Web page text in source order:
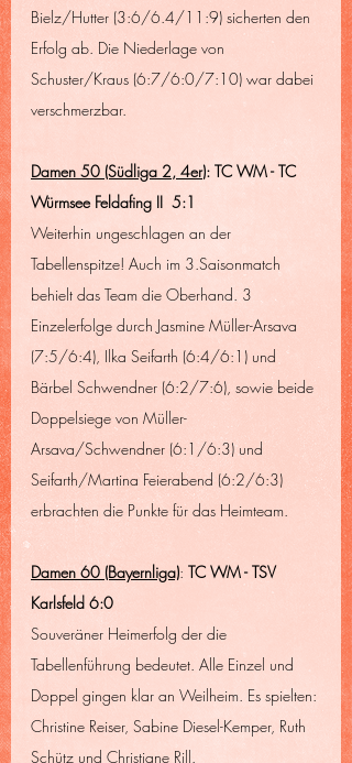
Bielz/Hutter (3:6/6.4/11:9) sicherten den
Erfolg ab. Die Niederlage von
Schuster/Kraus (6:7/6:0/7:10) war dabei
verschmerzbar.
Damen 50 (Südliga 2, 4er): TC WM - TC
Würmsee Feldafing II  5:1
Weiterhin ungeschlagen an der
Tabellenspitze! Auch im 3.Saisonmatch
behielt das Team die Oberhand. 3
Einzelerfolge durch Jasmine Müller-Arsava
(7:5/6:4), Ilka Seifarth (6:4/6:1) und
Bärbel Schwendner (6:2/7:6), sowie beide
Doppelsiege von Müller-
Arsava/Schwendner (6:1/6:3) und
Seifarth/Martina Feierabend (6:2/6:3)
erbrachten die Punkte für das Heimteam.
Damen 60 (Bayernliga): TC WM - TSV
Karlsfeld 6:0
Souveräner Heimerfolg der die
Tabellenführung bedeutet. Alle Einzel und
Doppel gingen klar an Weilheim. Es spielten:
Christine Reiser, Sabine Diesel-Kemper, Ruth
Schütz und Christiane Rill.